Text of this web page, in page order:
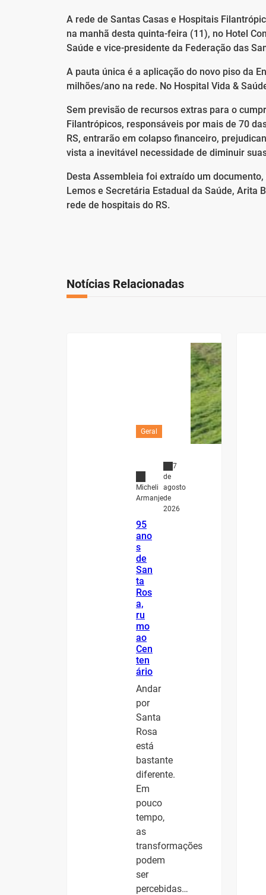
A rede de Santas Casas e Hospitais
na manhã desta quinta-feira (11), no Hotel
Saúde e vice-presidente da Federação das
A pauta única é a aplicação do novo piso da
milhões/ano na rede. No Hospital Vida &
Sem previsão de recursos extras para o
Filantrópicos, responsáveis por mais de 70
RS, entrarão em colapso financeiro,
vista a inevitável necessidade de diminuir
Desta Assembleia foi extraído um
Lemos e Secretária Estadual da Saúde, Arita
rede de hospitais do RS.
Notícias Relacionadas
Geral
Micheli
Armanje
7
de
agosto
de
2026
95
ano
s
de
San
ta
Ros
a,
ru
mo
ao
Cen
ten
ário
Andar
por
Santa
Rosa
está
bastante
diferente.
Em
pouco
tempo,
as
transformações
podem
ser
percebidas…